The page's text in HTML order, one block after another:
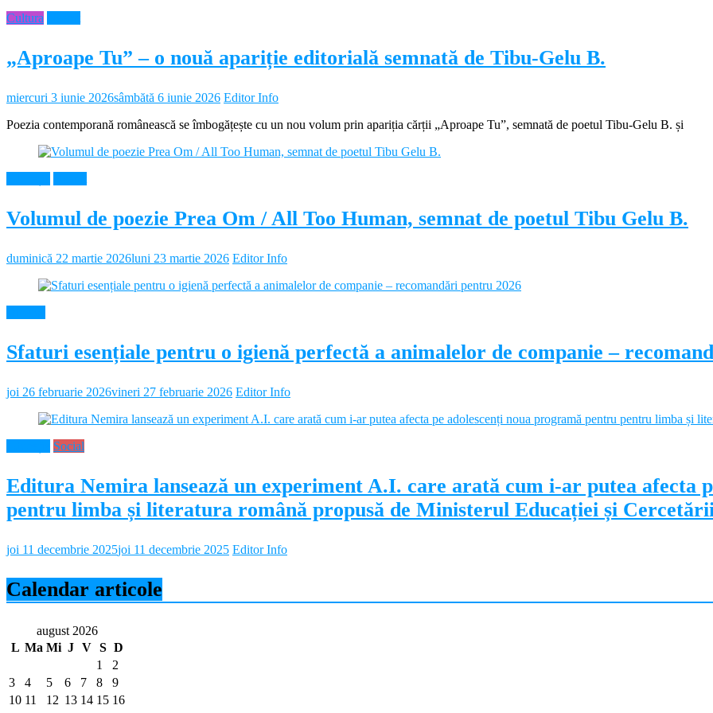
Cultura
„Aproape Tu” – o nouă apariție editorială semnată de Tibu-Gelu B.
miercuri 3 iunie 2026sâmbătă 6 iunie 2026 Editor Info
Poezia contemporană românească se îmbogățește cu un nou volum prin apariția cărții „Aproape Tu”, semnată de poetul Tibu-Gelu B. și
Volumul de poezie Prea Om / All Too Human, semnat de poetul Tibu Gelu B.
duminică 22 martie 2026luni 23 martie 2026 Editor Info
Sfaturi esențiale pentru o igienă perfectă a animalelor de companie –
joi 26 februarie 2026vineri 27 februarie 2026 Editor Info
Social
Editura Nemira lansează un experiment A.I. care arată cum i-ar putea afecta
pentru limba și literatura română propusă de Ministerul Educației și
joi 11 decembrie 2025joi 11 decembrie 2025 Editor Info
Calendar articole
august 2026
L Ma Mi J V S D
1
2
3
4 5 6 7 8
9
10 11 12 13 14 15 16